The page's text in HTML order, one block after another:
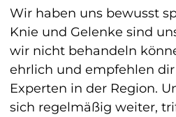
Wir haben uns bewusst
Knie und Gelenke sind
wir nicht behandeln
ehrlich und empfehlen
Experten in der Region.
sich regelmäßig weiter,